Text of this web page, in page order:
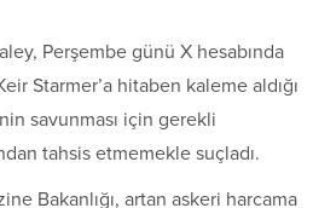
Perşembe günü X hesabında
Starmer’a hitaben kaleme aldığı
savunması için gerekli
tahsis etmemekle suçladı.
Bakanlığı, artan askeri harcama